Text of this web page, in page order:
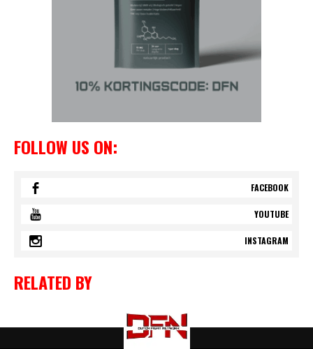
FOLLOW US ON:
FACEBOOK
YOUTUBE
INSTAGRAM
RELATED BY